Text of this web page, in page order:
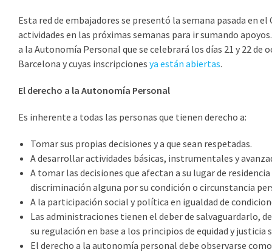
Esta red de embajadores se presentó la semana pasada en
actividades en las próximas semanas para ir sumando
a la Autonomía Personal que se celebrará los días 21 y 22
Barcelona y cuyas inscripciones ya están abiertas.
El derecho a la Autonomía Personal
Es inherente a todas las personas que tienen derecho a:
Tomar sus propias decisiones y a que sean respetadas.
A desarrollar actividades básicas, instrumentales y
A tomar las decisiones que afectan a su lugar de
discriminación alguna por su condición o circunstancia
A la participación social y política en igualdad de
Las administraciones tienen el deber de salvaguardarlo,
su regulación en base a los principios de equidad y justicia
El derecho a la autonomía personal debe observarse